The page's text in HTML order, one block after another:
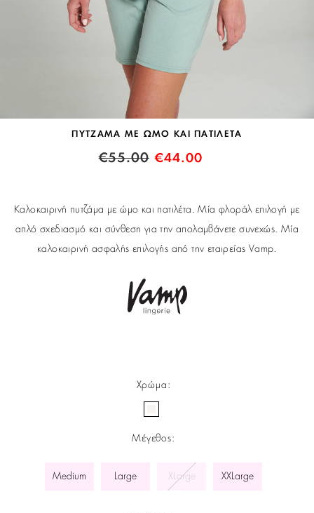
ΠΥΤΖΑΜΑ ΜΕ ΩΜΟ ΚΑΙ ΠΑΤΙΛΕΤΑ
€55.00 €44.00
Καλοκαιρινή πυτζάμα με ώμο και πατιλέτα. Μία φλοράλ επιλογή με
απλό σχεδιασμό και σύνθεση για την απολαμβάνετε συνεχώς. Μία
καλοκαιρινή ασφαλής επιλογής από την εταιρείας Vamp.
Χρώμα :
Μέγεθος:
Medium Large XLarge XXLarge